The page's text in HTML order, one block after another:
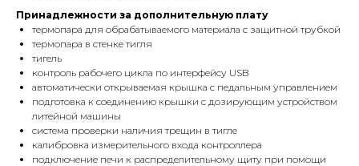
Принадлежности за дополнительную плату
термопара для обрабатываемого материала с защитной трубкой
термопара в стенке тигля
тигель
контроль рабочего цикла по интерфейсу USB
автоматически открываемая крышка с педальным управлением
подготовка к соединению крышки с дозирующим устройством
литейной машины
система проверки наличия трещин в тигле
калибровка измерительного входа контроллера
подключение печи к распределительному щиту при помощи